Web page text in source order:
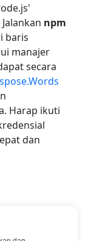
Jalankan npm
baris
manajer
secara
Harap ikuti
dan